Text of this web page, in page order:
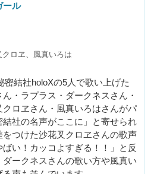
ール
ロヱ、風真いろは
密結社holoXの5人で歌い上げた
・ラプラス・ダークネスさん・
ロヱさん・風真いろはさんがパ
社の名声がここに」と寄せられ
つけた沙花叉クロヱさんの歌声
い！カッコよすぎる！！」と反
ークネスさんの歌い方や風真い